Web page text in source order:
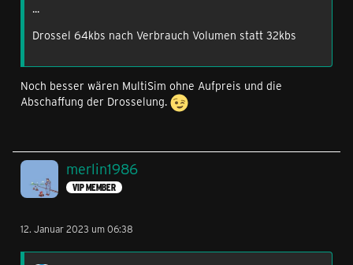
...
Drossel 64kbs nach Verbrauch Volumen statt 32kbs
Noch besser wären MultiSim ohne Aufpreis und die
Abschaffung der Drosselung.
merlin1986
VIP MEMBER
12. Januar 2023 um 06:38